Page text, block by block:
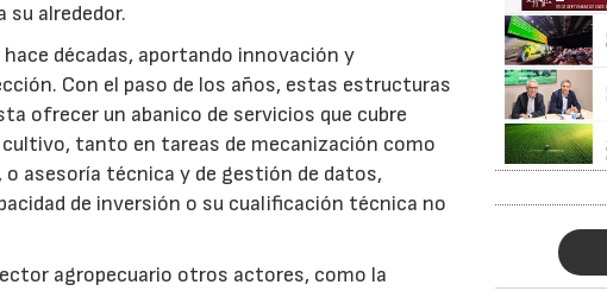
su alrededor.
décadas, aportando innovación y
Con el paso de los años, estas estructuras
ofrecer un abanico de servicios que cubre
tanto en tareas de mecanización como
asesoría técnica y de gestión de datos,
de inversión o su cualificación técnica no
agropecuario otros actores, como la
07/2026 29/07/2026